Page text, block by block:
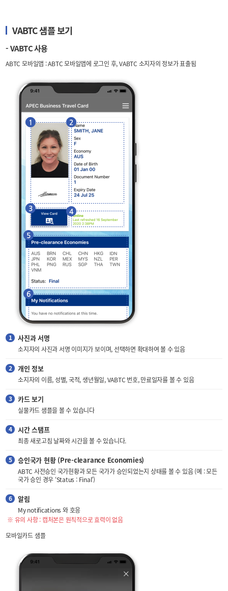
VABTC 샘플 보기
- VABTC 사용
ABTC 모바일앱 : ABTC 모바일앱에 로그인 후, VABTC 소지자의 정보가 표출됨
사진과 서명
소지자의 사진과 서명 이미지가 보이며, 선택하면 확대하여 볼 수 있음
개인 정보
소지자의 이름, 성별, 국적, 생년월일, VABTC 번호, 만료일자를 볼 수 있음
카드 보기
실물카드 샘플을 볼 수 있습니다
시간 스탬프
최종 새로고침 날짜와 시간을 볼 수 있습니다.
승인국가 현황 (Pre-clearance Economies)
ABTC 사전승인 국가현황과 모든 국가가 승인되었는지 상태를 볼 수 있음 (예 : 모든
국가 승인 경우 ‘Status : Final’)
알림
My notifications 와 호응
※ 유의 사항 : 캡처본은 원칙적으로 효력이 없음
모바일카드 샘플